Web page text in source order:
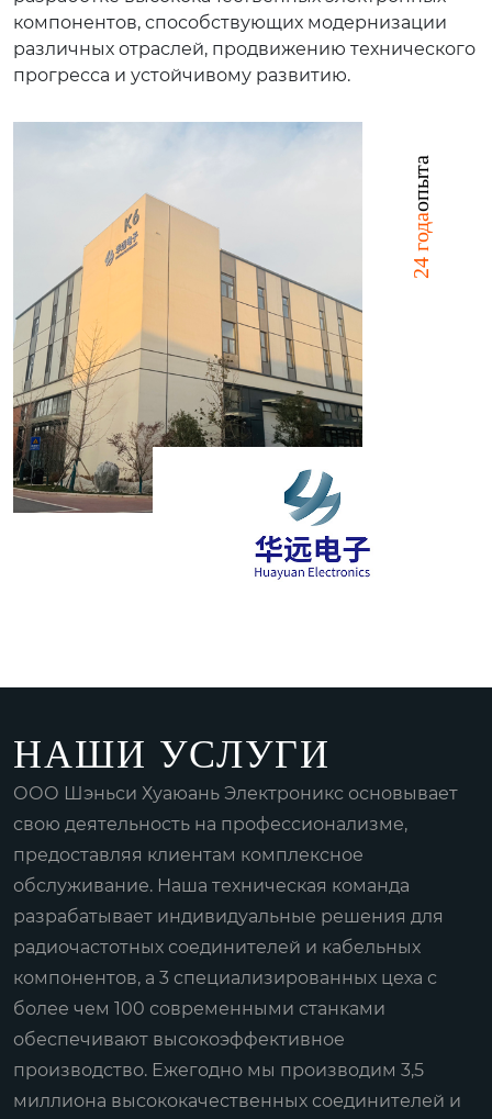
ачественные продукты, являющиеся краеугольн
ым камнем точных технологий, широко использу
космическая промышленность, военная оборона,
связь 5G и разведка нефти, играя незаменимую р
оль в этой отрасли. Охват рынка охватывает не то
лько внутренний рынок, но и экспортируется в бо
лее чем 20 стран, при этом доля экспортных прод
аж составляет до 50%, что свидетельствует о высо
кой конкурентоспособности на мировом рынке.
компонентов, способствующих модернизации
различных отраслей, продвижению технического
прогресса и устойчивому развитию.
24 года
опыта
НАШИ УСЛУГИ
ООО Шэньси Хуаюань Электроникс основывает
свою деятельность на профессионализме,
предоставляя клиентам комплексное
обслуживание. Наша техническая команда
разрабатывает индивидуальные решения для
радиочастотных соединителей и кабельных
компонентов, а 3 специализированных цеха с
более чем 100 современными станками
обеспечивают высокоэффективное
производство. Ежегодно мы производим 3,5
миллиона высококачественных соединителей и